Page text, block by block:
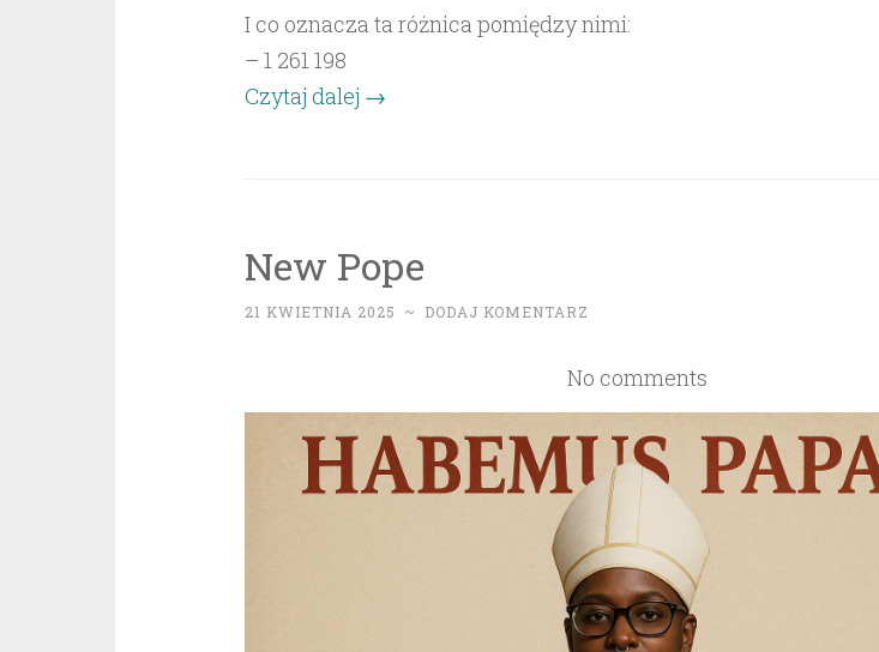
decydują
wygra.”
I co oznacza ta różnica pomiędzy nimi:
– 1 261 198
Czytaj dalej „Zgadnijcie
liczby”
→
New Pope
21 KWIETNIA 2025 ~ DODAJ KOMENTARZ
No comments